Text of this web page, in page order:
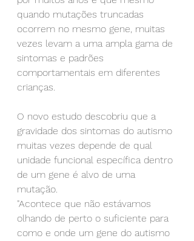
quando mutações truncadas
ocorrem no mesmo gene, muitas
vezes levam a uma ampla gama de
sintomas e padrões
comportamentais em diferentes
crianças.
O novo estudo descobriu que a
gravidade dos sintomas do autismo
muitas vezes depende de qual
unidade funcional específica dentro
de um gene é alvo de uma
mutação.
"Acontece que não estávamos
olhando de perto o suficiente para
como e onde um gene do autismo